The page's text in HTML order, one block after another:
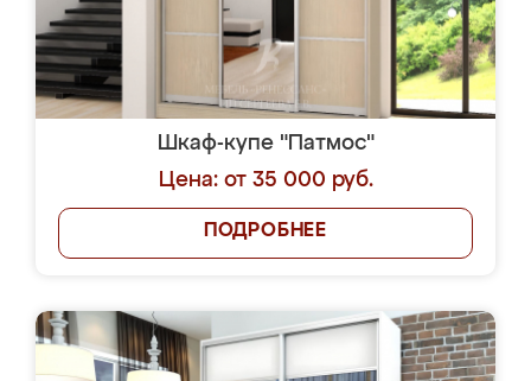
Шкаф-купе "Патмос"
Цена: от 35 000 руб.
ПОДРОБНЕЕ